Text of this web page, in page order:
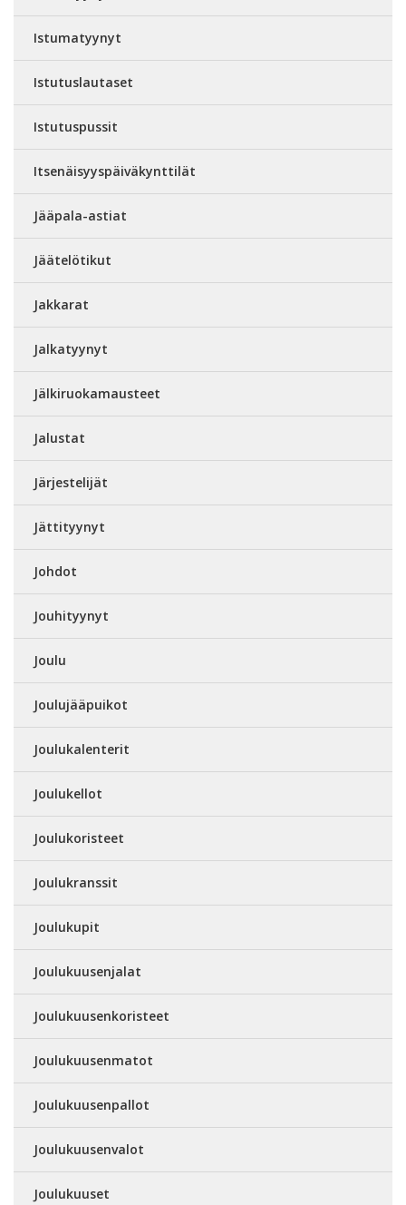
Istumatyynyt
Istutuslautaset
Istutuspussit
Itsenäisyyspäiväkynttilät
Jääpala-astiat
Jäätelötikut
Jakkarat
Jalkatyynyt
Jälkiruokamausteet
Jalustat
Järjestelijät
Jättityynyt
Johdot
Jouhityynyt
Joulu
Joulujääpuikot
Joulukalenterit
Joulukellot
Joulukoristeet
Joulukranssit
Joulukupit
Joulukuusenjalat
Joulukuusenkoristeet
Joulukuusenmatot
Joulukuusenpallot
Joulukuusenvalot
Joulukuuset